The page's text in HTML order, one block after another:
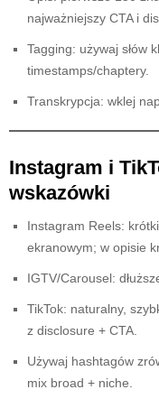
najważniejszy CTA i
Tagging: używaj słów
timestamps/chaptery.
Transkrypcja: wklej
Instagram i
wskazówki
Instagram Reels:
ekranowym; w opisie
IGTV/Carousel:
TikTok: naturalny,
z disclosure + CTA.
Używaj hashtagów
mix broad + niche.